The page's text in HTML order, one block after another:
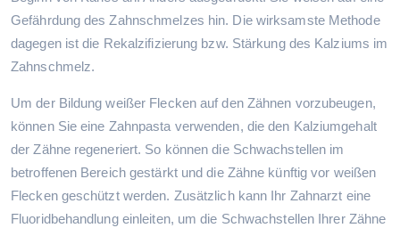
Gefährdung des Zahnschmelzes hin. Die wirksamste Methode
dagegen ist die Rekalzifizierung bzw. Stärkung des Kalziums im
Zahnschmelz.
Um der Bildung weißer Flecken auf den Zähnen vorzubeugen,
können Sie eine Zahnpasta verwenden, die den Kalziumgehalt
der Zähne regeneriert. So können die Schwachstellen im
betroffenen Bereich gestärkt und die Zähne künftig vor weißen
Flecken geschützt werden. Zusätzlich kann Ihr Zahnarzt eine
Fluoridbehandlung einleiten, um die Schwachstellen Ihrer Zähne